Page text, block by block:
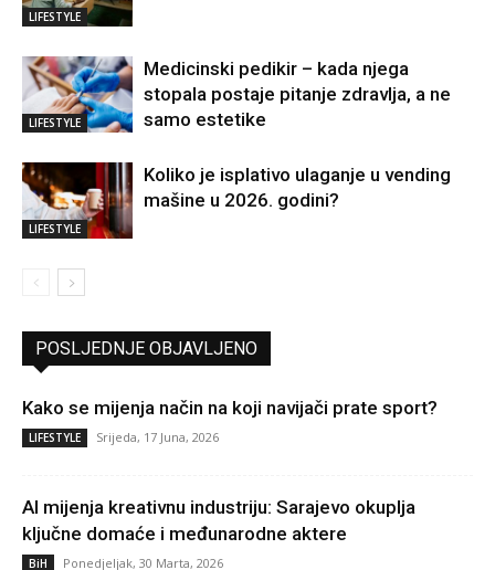
LIFESTYLE
LIFESTYLE
Medicinski pedikir – kada njega
stopala postaje pitanje zdravlja, a ne
samo estetike
LIFESTYLE
Koliko je isplativo ulaganje u vending
mašine u 2026. godini?
POSLJEDNJE OBJAVLJENO
Kako se mijenja način na koji navijači prate sport?
LIFESTYLE Srijeda, 17 Juna, 2026
AI mijenja kreativnu industriju: Sarajevo okuplja
ključne domaće i međunarodne aktere
BiH Ponedjeljak, 30 Marta, 2026